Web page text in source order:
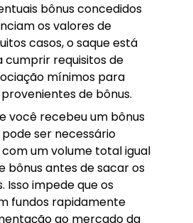
bônus concedidos
os valores de
casos, o saque está
cumprir requisitos de
mínimos para
de bônus.
você recebeu um bônus
pode ser necessário
um volume total igual
bônus antes de sacar os
Isso impede que os
fundos rapidamente
ao mercado da